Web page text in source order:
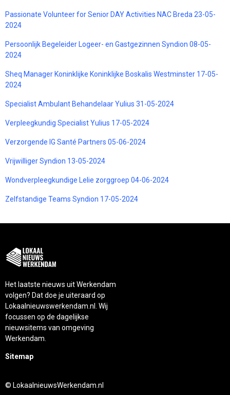
Passionate Volunteer for Senior DAY Activities NAC Breda 23-05-
2024
Persoonlijk Begeleider Logeer- en Gastgezinnen Syndion 08-05-
2024
Sheq Manager Koninklijke Koninklijke Boskalis Westminster 17-05-
2024
Specialist Ambulant Behandelaar Yulius 31-05-2024
Verpleegkundig Specialist Yulius 17-05-2024
Verzorgende IG Santé Partners 05-06-2024
Vrijwilliger Syndion 13-05-2024
Wondverpleegkundige Lelie zorggroep 04-06-2024
Zelfstandige Teams Syndion 17-05-2024
Het laatste nieuws uit Werkendam
volgen? Dat doe je uiteraard op
Lokaalnieuwswerkendam.nl. Wij
focussen op de dagelijkse
nieuwsitems van omgeving
Werkendam.
Sitemap
© LokaalnieuwsWerkendam.nl